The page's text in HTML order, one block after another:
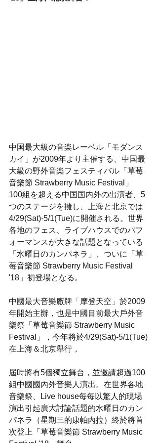
中国最大級の音楽レーベル「モダンス
カイ」が2009年より主催する、中国最
大級の野外音楽フェスティバル「草莓
音樂節 Strawberry Music Festival」
100組を超える中国国内外の出演者、5
つのステージを擁し、上海と北京では
4/29(Sat)-5/1(Tue)に開催される。世界
各地のフェス、ライブハウスでのパフ
ォーマンスが大きな話題となっている
「水曜日のカンパネラ」、ついに「草
莓音樂節 Strawberry Music Festival
'18」初登場となる。
中國最大音樂廠牌「摩登天空」於2009
年開始主辦，也是中國目前最大戶外音
樂祭「草莓音樂節 Strawberry Music
Festival」，今年將於4/29(Sat)-5/1(Tue)
在上海＆北京舉行，
屆時將有5個獨立舞台，並邀請超過100
組中國國內外音樂人演出。在世界各地
音樂祭、Live house每每以驚人的現場
演出引起廣大討論話題的水曜日のカン
パネラ（星期三的康帕內拉）終於將首
次登上「草莓音樂節 Strawberry Music